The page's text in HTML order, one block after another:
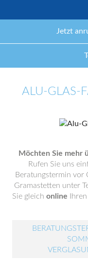
Jetzt
ALU-GLAS-
Möchten Sie mehr
Rufen Sie uns
Beratungstermin vor
Gramastetten unter
Sie gleich online